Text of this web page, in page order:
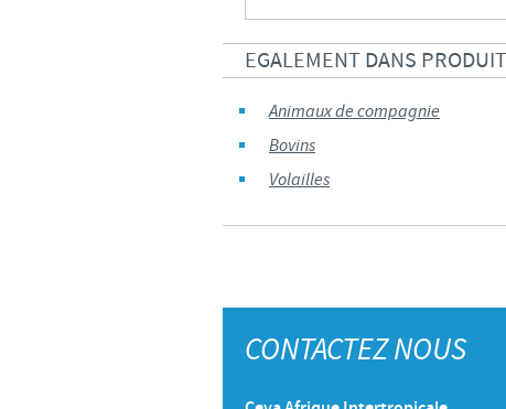
EGALEMENT DANS
Animaux de compagnie
Bovins
Volailles
CONTACTEZ NOUS